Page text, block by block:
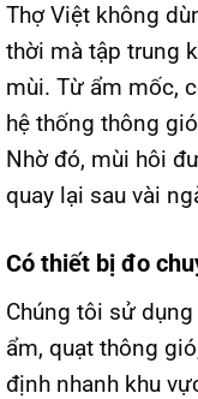
Thợ Việt không
thời mà tập trung
mùi. Từ ẩm mốc,
hệ thống thông
Nhờ đó, mùi hôi
quay lại sau vài
Có thiết bị đo
Chúng tôi sử
ẩm, quạt thông
định nhanh khu